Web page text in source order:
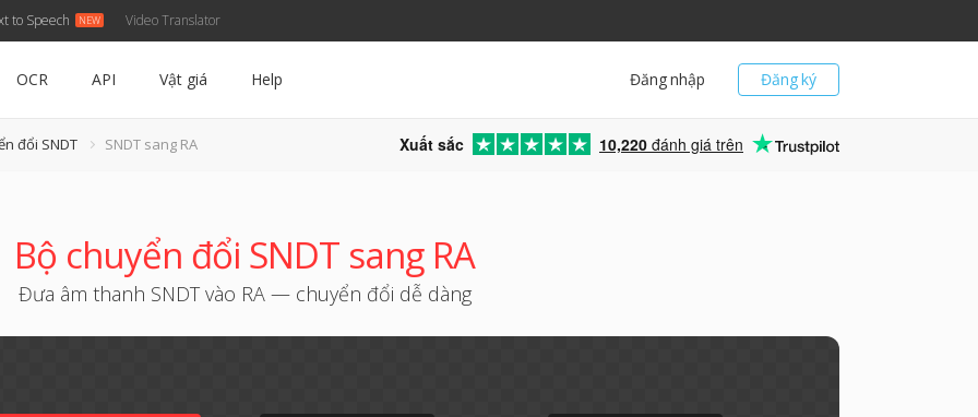
to Speech Video Translator
Đăng ký
Đăng nhập
OCR API Vật giá Help
đổi SNDT SNDT sang RA Xuất sắc 10,220 đánh giá trên
Bộ chuyển đổi SNDT sang RA
Đưa âm thanh SNDT vào RA — chuyển đổi dễ dàng